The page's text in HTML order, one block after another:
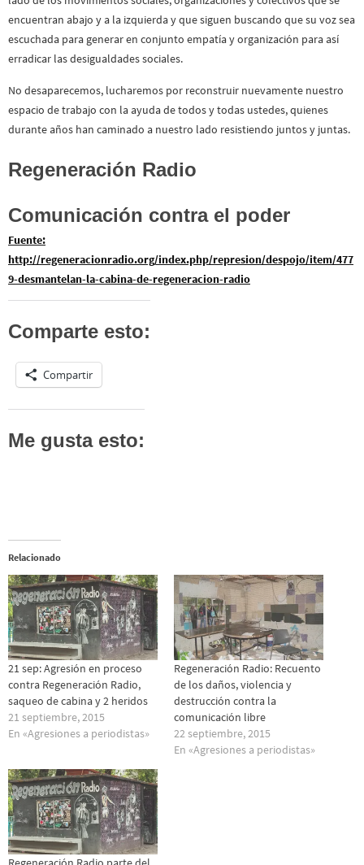
encuentran abajo y a la izquierda y que siguen buscando que su voz sea
escuchada para generar en conjunto empatía y organización para así
erradicar las desigualdades sociales.
No desaparecemos, lucharemos por reconstruir nuevamente nuestro
espacio de trabajo con la ayuda de todos y todas ustedes, quienes
durante años han caminado a nuestro lado resistiendo juntos y juntas.
Regeneración Radio
Comunicación contra el poder
Fuente:
http://regeneracionradio.org/index.php/represion/despojo/item/477
9-desmantelan-la-cabina-de-regeneracion-radio
Comparte esto:
Compartir
Me gusta esto:
Relacionado
21 sep: Agresión en proceso
contra Regeneración Radio,
saqueo de cabina y 2 heridos
21 septiembre, 2015
En «Agresiones a periodistas»
Regeneración Radio: Recuento
de los daños, violencia y
destrucción contra la
comunicación libre
22 septiembre, 2015
En «Agresiones a periodistas»